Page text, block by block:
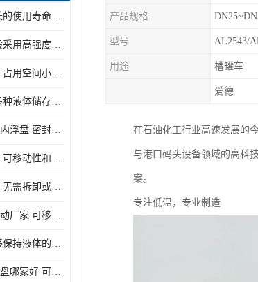
管
活动梯 具有较长的使用寿命和耐用性 一般采用高强度材料制造
临沂活动梯 一般采用高强度材料制造 可以用于多种不同的任务
护栏安全折叠梯 占用空间小 方便存放和搬运
内浮盘 适用于多种液体储存和运输 能够降低运输成本和维护成本
呼和浩特全接液内浮盘 密封性能好 有效保护液体质量
护栏安全折叠梯 可移动性和安全性较高 占用空间小
护栏安全折叠梯 无需拆卸或重新安装 占用空间小
哈尔滨铝合金活动厂家 可移动性和安全性较高 占用空间小
箱式内浮盘 能够保持液体的密闭状态 适用于多种液体储存和运输
安顺全接液内浮盘哪家好 可以自动上下浮动 密封性能好
产品规格
型号 AL2543/
用途 槽罐车
爱德
在石油化工行业高速发展的
与港口码头设备领域的高科
案。
专注低温，专业制造